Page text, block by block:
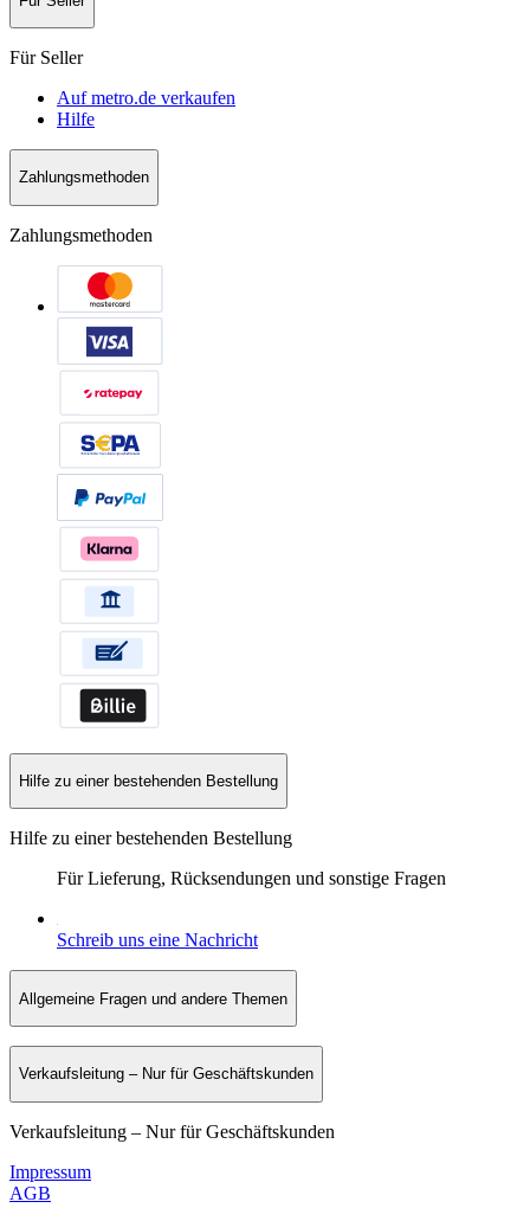
Für Seller
Auf metro.de verkaufen
Hilfe
Zahlungsmethoden
Zahlungsmethoden
Hilfe zu einer bestehenden Bestellung
Hilfe zu einer bestehenden Bestellung
Für Lieferung, Rücksendungen und sonstige Fragen
Schreib uns eine Nachricht
Allgemeine Fragen und andere Themen
Verkaufsleitung – Nur für Geschäftskunden
Verkaufsleitung – Nur für Geschäftskunden
Impressum
AGB